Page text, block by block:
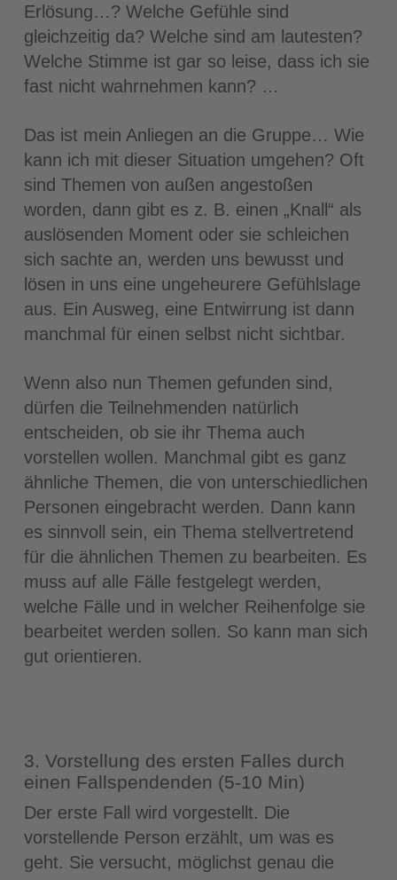
Erlösung…? Welche Gefühle sind
gleichzeitig da? Welche sind am lautesten?
Welche Stimme ist gar so leise, dass ich sie
fast nicht wahrnehmen kann? …
Das ist mein Anliegen an die Gruppe… Wie
kann ich mit dieser Situation umgehen? Oft
sind Themen von außen angestoßen
worden, dann gibt es z. B. einen „Knall“ als
auslösenden Moment oder sie schleichen
sich sachte an, werden uns bewusst und
lösen in uns eine ungeheurere Gefühlslage
aus. Ein Ausweg, eine Entwirrung ist dann
manchmal für einen selbst nicht sichtbar.
Wenn also nun Themen gefunden sind,
dürfen die Teilnehmenden natürlich
entscheiden, ob sie ihr Thema auch
vorstellen wollen. Manchmal gibt es ganz
ähnliche Themen, die von unterschiedlichen
Personen eingebracht werden. Dann kann
es sinnvoll sein, ein Thema stellvertretend
für die ähnlichen Themen zu bearbeiten. Es
muss auf alle Fälle festgelegt werden,
welche Fälle und in welcher Reihenfolge sie
bearbeitet werden sollen. So kann man sich
gut orientieren.
3. Vorstellung des ersten Falles durch
einen Fallspendenden (5-10 Min)
Der erste Fall wird vorgestellt. Die
vorstellende Person erzählt, um was es
geht. Sie versucht, möglichst genau die